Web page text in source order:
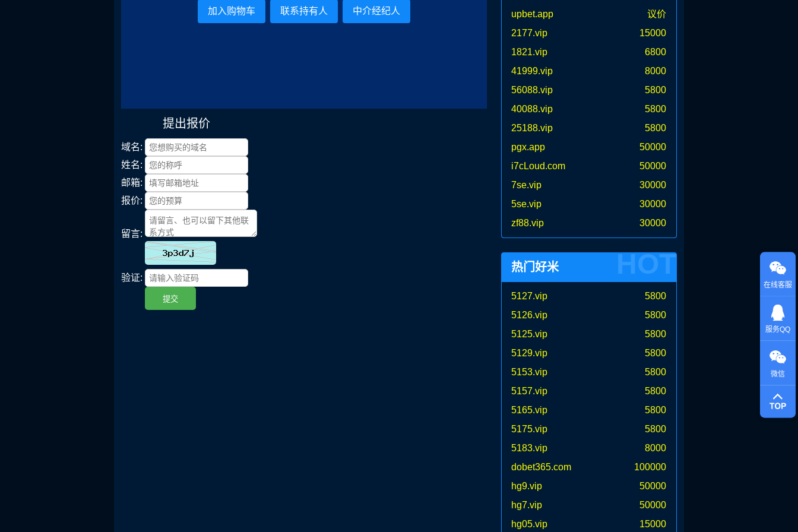
加入购物车 联系持有人 中介经纪人
提出报价
域名:
姓名:
邮箱:
报价:
留言:
验证:
提交
upbet.app
议价
2177.vip
15000
1821.vip
6800
41999.vip
8000
56088.vip
5800
40088.vip
5800
25188.vip
5800
pgx.app
50000
i7cLoud.com
50000
7se.vip
30000
5se.vip
30000
zf88.vip
30000
热门好米 HOT
5127.vip
5800
5126.vip
5800
5125.vip
5800
5129.vip
5800
5153.vip
5800
5157.vip
5800
5165.vip
5800
5175.vip
5800
5183.vip
8000
dobet365.com
100000
hg9.vip
50000
hg7.vip
50000
hg05.vip
15000
在线客服
服务QQ
微信